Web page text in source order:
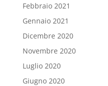
Febbraio 2021
Gennaio 2021
Dicembre 2020
Novembre 2020
Luglio 2020
Giugno 2020